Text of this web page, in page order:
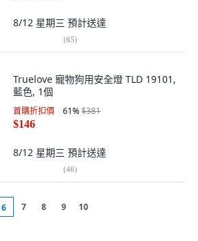
8/12 星期三 預計送達
(65)
Truelove 寵物狗用安全燈 TLD 19101,
藍色, 1個
首購折扣價 61%$381
$146
8/12 星期三 預計送達
(46)
6 7 8 9 10